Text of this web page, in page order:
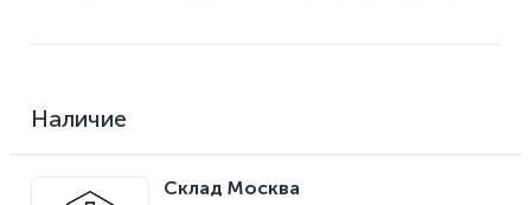
Наличие
Склад Москва